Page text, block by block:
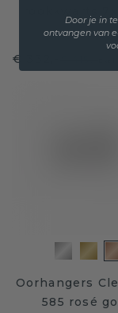
€ 332,-
Oorhangers
585 rosé
Door je in
ontvangen van